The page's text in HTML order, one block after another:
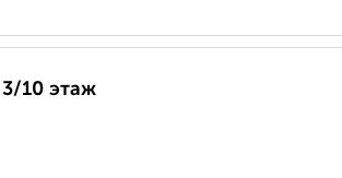
10 этаж